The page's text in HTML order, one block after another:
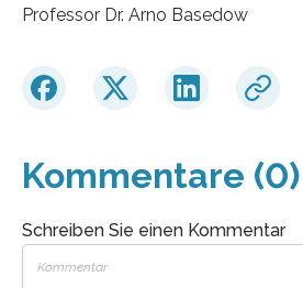
Professor Dr. Arno Basedow
Kommentare (0)
Schreiben Sie einen Kommentar